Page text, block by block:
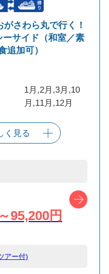
がさわら丸で行く！
サイド（和室／素
追加可）
1月,2月,3月,10
月,11月,12月
東京（竹芝客船
往復大型客船
く見る
95,200円
アー付)